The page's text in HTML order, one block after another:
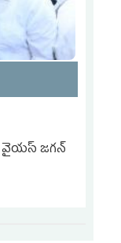
వైయ‌స్ జ‌గ‌న్